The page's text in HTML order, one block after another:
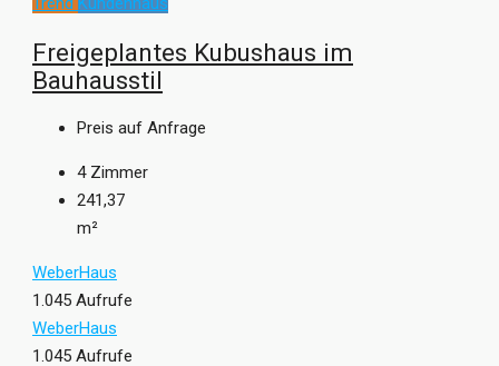
Freigeplantes Kubushaus im
Bauhausstil
Preis auf Anfrage
4 Zimmer
241,37
m²
WeberHaus
1.045 Aufrufe
WeberHaus
1.045 Aufrufe